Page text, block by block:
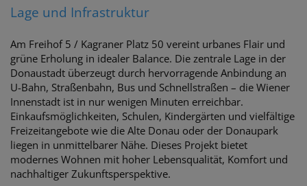
Lage und Infrastruktur
Am Freihof 5 / Kagraner Platz 50 vereint urbanes Flair und
grüne Erholung in idealer Balance. Die zentrale Lage in der
Donaustadt überzeugt durch hervorragende Anbindung an
U-Bahn, Straßenbahn, Bus und Schnellstraßen – die Wiener
Innenstadt ist in nur wenigen Minuten erreichbar.
Einkaufsmöglichkeiten, Schulen, Kindergärten und vielfältige
Freizeitangebote wie die Alte Donau oder der Donaupark
liegen in unmittelbarer Nähe. Dieses Projekt bietet
modernes Wohnen mit hoher Lebensqualität, Komfort und
nachhaltiger Zukunftsperspektive.